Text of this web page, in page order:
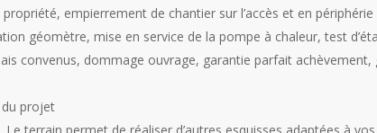
empierrement de chantier sur l’accès et en
géomètre, mise en service de la pompe à chaleur, test
convenus, dommage ouvrage, garantie parfait
du projet